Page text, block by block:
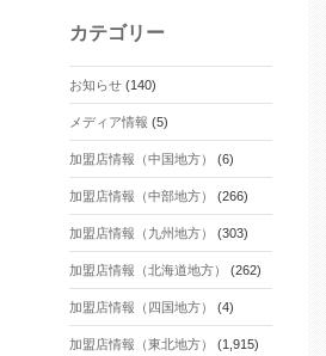
カテゴリー
お知らせ(140)
メディア情報 (5)
加盟店情報（中国地方） (6)
加盟店情報（中部地方） (266)
加盟店情報（九州地方） (303)
加盟店情報（北海道地方） (262)
加盟店情報（四国地方） (4)
加盟店情報（東北地方） (1,915)